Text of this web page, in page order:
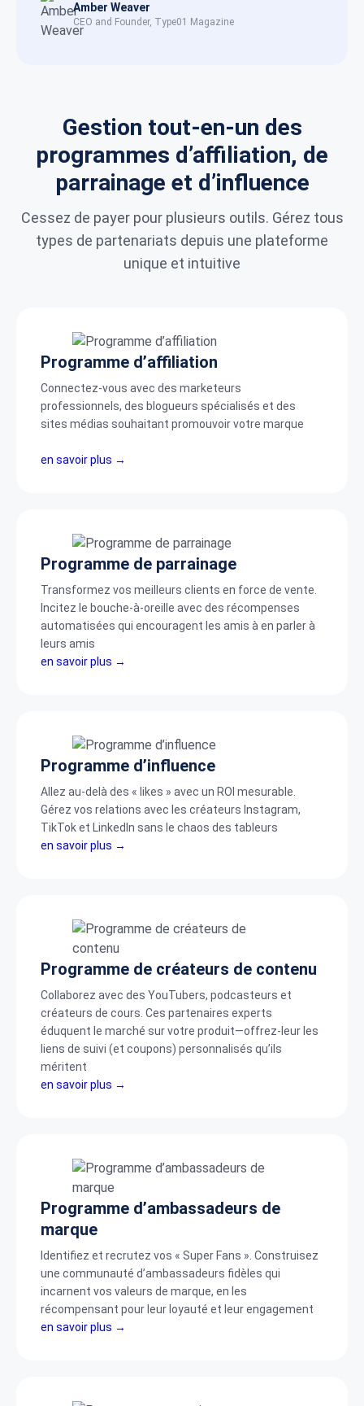
Amber Weaver
CEO and Founder, Type01 Magazine
Gestion tout-en-un des
programmes d’affiliation, de
parrainage et d’influence
Cessez de payer pour plusieurs outils. Gérez tous
types de partenariats depuis une plateforme
unique et intuitive
Programme d’affiliation
Connectez-vous avec des marketeurs
professionnels, des blogueurs spécialisés et des
sites médias souhaitant promouvoir votre marque
en savoir plus →
Programme de parrainage
Transformez vos meilleurs clients en force de vente.
Incitez le bouche-à-oreille avec des récompenses
automatisées qui encouragent les amis à en parler à
leurs amis
en savoir plus →
Programme d’influence
Allez au-delà des « likes » avec un ROI mesurable.
Gérez vos relations avec les créateurs Instagram,
TikTok et LinkedIn sans le chaos des tableurs
en savoir plus →
Programme de créateurs de contenu
Collaborez avec des YouTubers, podcasteurs et
créateurs de cours. Ces partenaires experts
éduquent le marché sur votre produit—offrez-leur les
liens de suivi (et coupons) personnalisés qu’ils
méritent
en savoir plus →
Programme d’ambassadeurs de
marque
Identifiez et recrutez vos « Super Fans ». Construisez
une communauté d’ambassadeurs fidèles qui
incarnent vos valeurs de marque, en les
récompensant pour leur loyauté et leur engagement
en savoir plus →